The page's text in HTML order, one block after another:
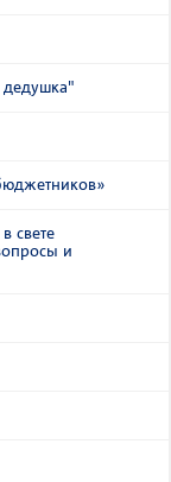
дедушка"
свете
и